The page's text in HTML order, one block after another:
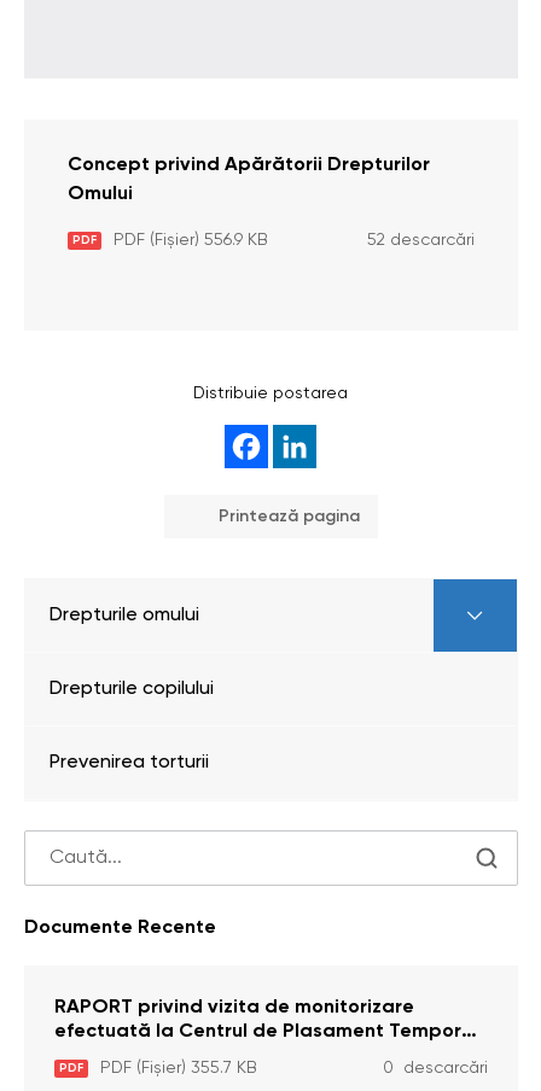
Concept privind Apărătorii Drepturilor
Omului
PDF PDF (Fișier) 556.9 KB 52 descarcări
Distribuie postarea
Printează pagina
Drepturile omului
Drepturile copilului
Prevenirea torturii
Documente Recente
RAPORT privind vizita de monitorizare
efectuată la Centrul de Plasament Temporar
pentru Persoane cu Dizabilități (Adulte) din s.
Brînzeni, r. Edineț, din data de 25 mai 2026
PDF PDF (Fișier) 355.7 KB 0 descarcări